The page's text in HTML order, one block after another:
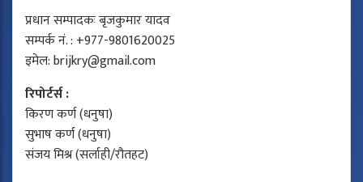
प्रधान सम्पादकः बृजकुमार यादव
सम्पर्क नं. : +977-9801620025
इमेल:brijkry@gmail.com
रिपोर्टर्स :
किरण कर्ण (धनुषा)
सुभाष कर्ण (धनुषा)
संजय मिश्र (सर्लाही/रौतहट)